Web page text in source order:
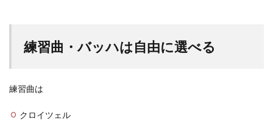
練習曲・バッハは自由に選べる
練習曲は
クロイツェル